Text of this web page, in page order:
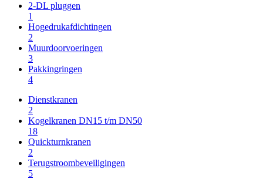
2-DL pluggen
1
Hogedrukafdichtingen
2
Muurdoorvoeringen
3
Pakkingringen
4
Dienstkranen
2
Kogelkranen DN15 t/m DN50
18
Quickturnkranen
2
Terugstroombeveiligingen
5